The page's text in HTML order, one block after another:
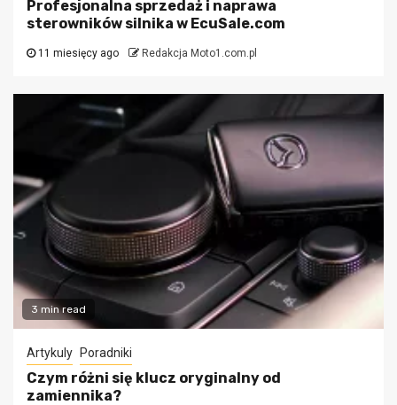
Profesjonalna sprzedaż i naprawa
sterowników silnika w EcuSale.com
11 miesięcy ago Redakcja Moto1.com.pl
3 min read
Artykuly Poradniki
Czym różni się klucz oryginalny od
zamiennika?